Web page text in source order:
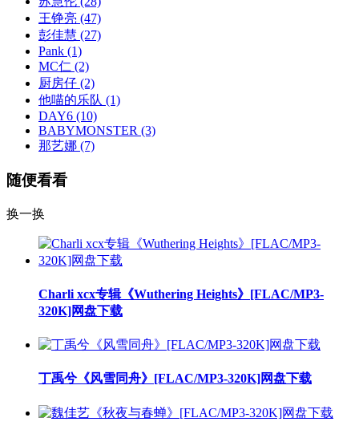
王铮亮 (47)
彭佳慧 (27)
Pank (1)
MC仁 (2)
厨房仔 (2)
他喵的乐队 (1)
DAY6 (10)
BABYMONSTER (3)
那艺娜 (7)
随便看看
换一换
Charli xcx专辑《Wuthering Heights》[FLAC/MP3-
320K]网盘下载
丁禹兮《风雪同舟》[FLAC/MP3-320K]网盘下载